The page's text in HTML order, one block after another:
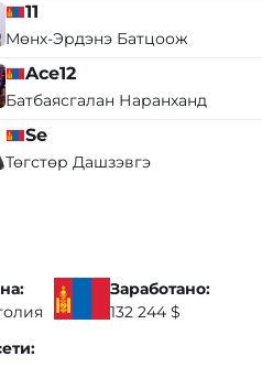
11
Мөнх-Эрдэнэ Батцоож
Ace12
Батбаясгалан Наранханд
Se
Төгстөр Дашзэвгэ
Заработано:
132 244 $